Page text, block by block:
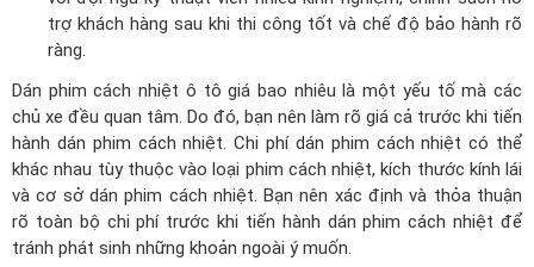
trợ khách hàng sau khi thi công tốt và chế độ bảo hành rõ
ràng.
Dán phim cách nhiệt ô tô giá bao nhiêu là một yếu tố mà các
chủ xe đều quan tâm. Do đó, bạn nên làm rõ giá cả trước khi tiến
hành dán phim cách nhiệt. Chi phí dán phim cách nhiệt có thể
khác nhau tùy thuộc vào loại phim cách nhiệt, kích thước kính lái
và cơ sở dán phim cách nhiệt. Bạn nên xác định và thỏa thuận
rõ toàn bộ chi phí trước khi tiến hành dán phim cách nhiệt để
tránh phát sinh những khoản ngoài ý muốn.